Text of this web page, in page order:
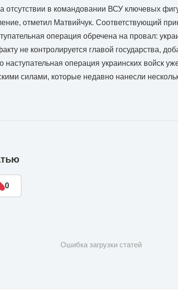
отсутствии в командовании ВСУ ключевых
отметил Матвийчук. Соответствующий
операция обречена на провал:
не контролируется главой государства,
наступательная операция украинских войск
силами, которые недавно нанесли
0
Ошибка загрузки статей